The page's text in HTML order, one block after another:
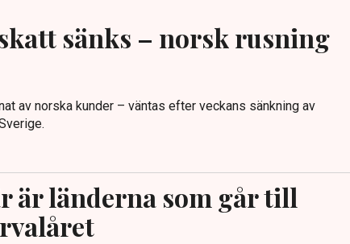
sänks – norsk rusning
av norska kunder – väntas efter veckans sänkning av
är länderna som går till